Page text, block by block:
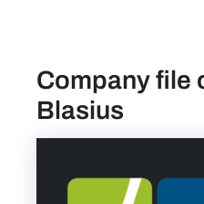
find a job
Personal wish list
Company file
Blasius